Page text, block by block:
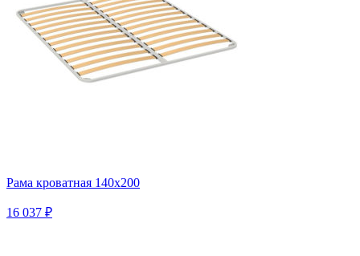
Рама кроватная 140х200
16 037 ₽